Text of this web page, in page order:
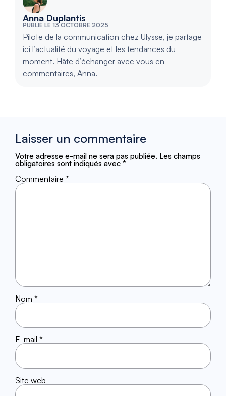
Anna Duplantis
PUBLIÉ LE 13 OCTOBRE 2025
Pilote de la communication chez Ulysse, je partage
ici l’actualité du voyage et les tendances du
moment. Hâte d’échanger avec vous en
commentaires, Anna.
Laisser un commentaire
Votre adresse e-mail ne sera pas publiée. Les champs
obligatoires sont indiqués avec *
Commentaire *
Nom *
E-mail *
Site web